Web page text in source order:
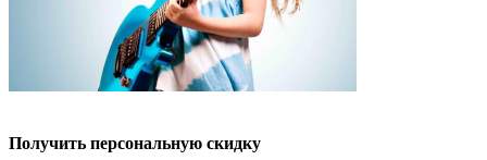
Получить персональную скидку